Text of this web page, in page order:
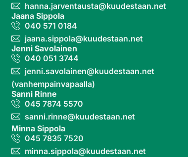
hanna.jarventausta@kuudestaan.net
Jaana Sippola
040 571 0184
jaana.sippola@kuudestaan.net
Jenni Savolainen
040 051 3744
jenni.savolainen@kuudestaan.net
(vanhempainvapaalla)
Sanni Rinne
045 7874 5570
sanni.rinne@kuudestaan.net
Minna Sippola
045 7835 7520
minna.sippola@kuudestaan.net